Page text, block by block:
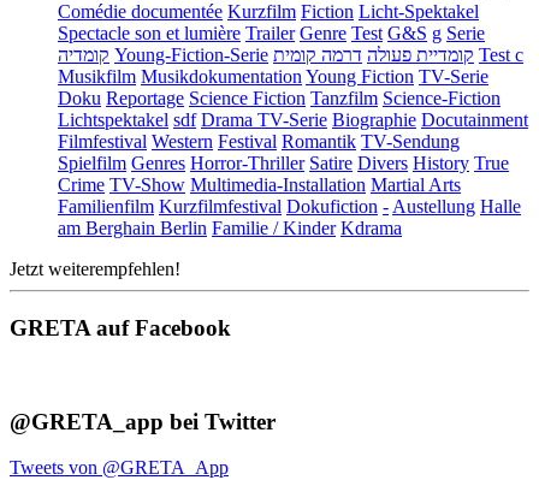
Comédie documentée Kurzfilm Fiction Licht-Spektakel
Spectacle son et lumière Trailer Genre Test G&S g Serie
קומדיה Young-Fiction-Serie קומדיית פעולה דרמה קומית
Test c
Musikfilm MusikdokumentationYoung Fiction TV-Serie
Doku Reportage Science Fiction Tanzfilm Science-Fiction
Lichtspektakel sdf Drama TV-Serie Biographie Docutainment
Filmfestival Western Festival Romantik TV-Sendung
Spielfilm Genres Horror-Thriller Satire Divers History True
Crime TV-Show Multimedia-Installation Martial Arts
Familienfilm Kurzfilmfestival Dokufiction -Austellung Halle
am Berghain Berlin Familie / Kinder Kdrama
Jetzt weiterempfehlen!
GRETA auf Facebook
@GRETA_app bei Twitter
Tweets von @GRETA_App